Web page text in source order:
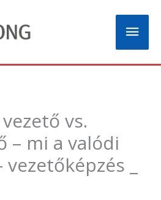
Main
vs.
– mi a valódi
_